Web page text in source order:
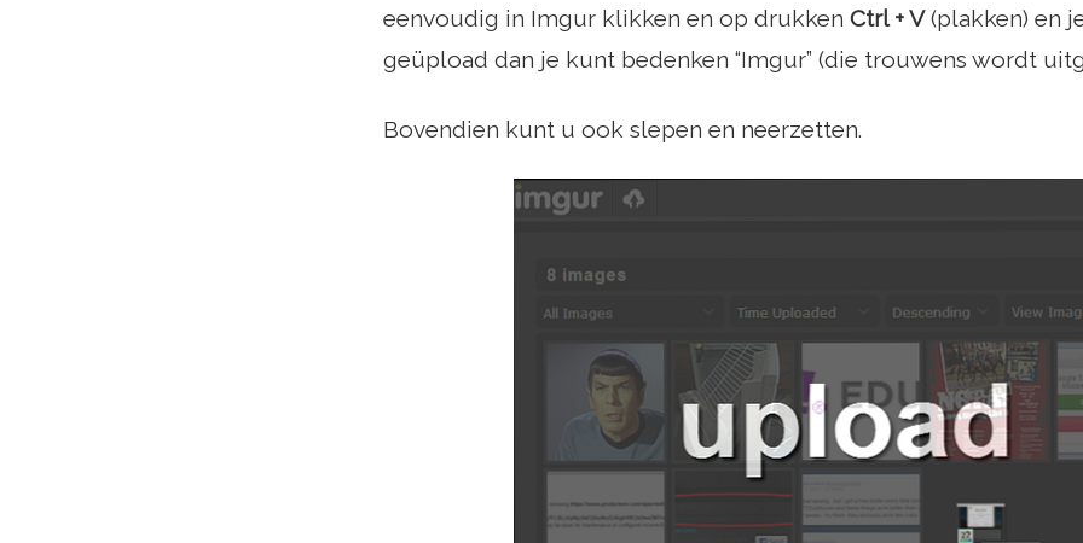
eenvoudig in Imgur klikken en op drukken Ctrl + V(plakken) en
geüpload dan je kunt bedenken “Imgur” (die trouwens wordt
Bovendien kunt u ook slepen en neerzetten.